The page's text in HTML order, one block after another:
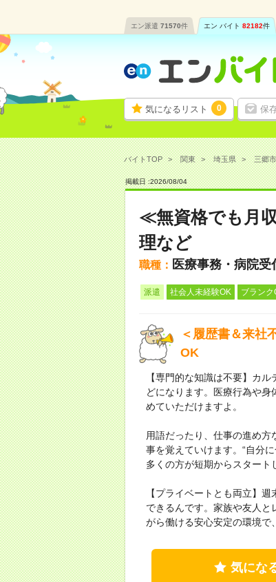
エン派遣 71570件 エン バイト 82182件
気になるリスト 0 保
バイトTOP 関東 埼玉県 三郷市
掲載日 :2026/08/04
≪無資格でも月
理など
職種： 医療事務・病院受
派遣 社会人未経験OK ブランク
＜履歴書＆来社
OK
【専門的な知識は不要】カ
どになります。医療行為や
めていただけますよ。
用語だったり、仕事の進め
事を覚えていけます。“自分
多くの方が短期からスタート
【プライベートとも両立】
できるんです。家族や友人
がら働ける安心安定の環境で
気にな